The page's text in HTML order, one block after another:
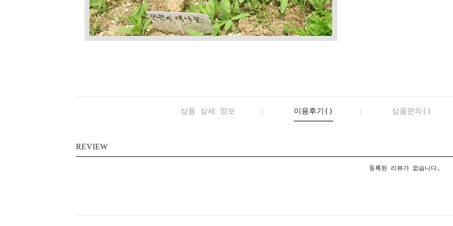
상품 상세 정보 이용후기() 상품문의()
REVIEW
등록된 리뷰가 없습니다.